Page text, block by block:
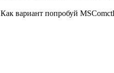
Как вариант попробуй